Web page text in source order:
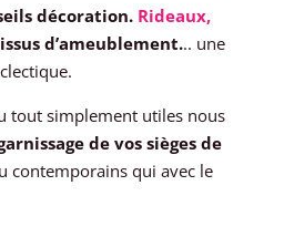
décoration. Rideaux,
d’ameublement... une
tout simplement utiles nous
de vos sièges de
contemporains qui avec le